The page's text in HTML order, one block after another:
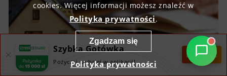
Czytaj dalej
cookies. Więcej informacji możesz znaleźć w
Polityka prywatności.
Zgadzam się
Polityka prywatności
Szybka Gotówka
Pożyczaj szybciej w aplikacji!
POBIERZ